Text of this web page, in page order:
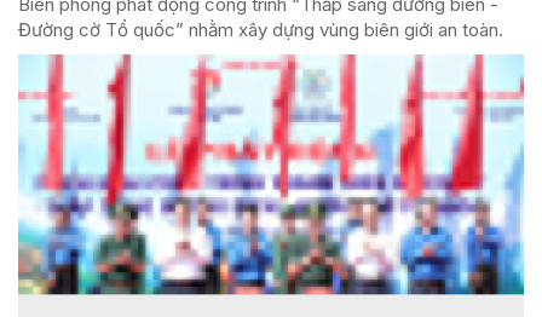
Đường cờ Tổ quốc” nhằm xây dựng vùng biên giới an toàn.